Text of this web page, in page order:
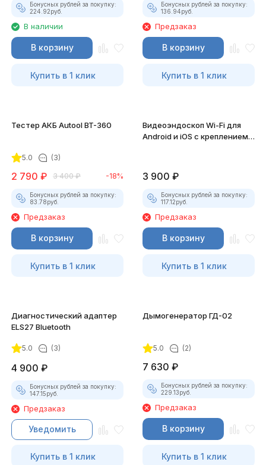
Бонусных рублей за покупку:
224.92руб.
В наличии
В корзину
Купить в 1 клик
Бонусных рублей за покупку:
136.94руб.
Предзаказ
В корзину
Купить в 1 клик
Тестер АКБ Autool BT-360
5.0 (3)
2 790 ₽ 3 400 ₽ -18%
Бонусных рублей за покупку:
83.78руб.
Предзаказ
В корзину
Купить в 1 клик
Видеоэндоскоп Wi-Fi для
Android и iOS с креплением
3 900 ₽
Бонусных рублей за покупку:
117.12руб.
Предзаказ
В корзину
Купить в 1 клик
Диагностический адаптер
ELS27 Bluetooth
5.0 (3)
4 900 ₽
Бонусных рублей за покупку:
147.15руб.
Предзаказ
Уведомить
Купить в 1 клик
Дымогенератор ГД-02
5.0 (2)
7 630 ₽
Бонусных рублей за покупку:
229.13руб.
Предзаказ
В корзину
Купить в 1 клик